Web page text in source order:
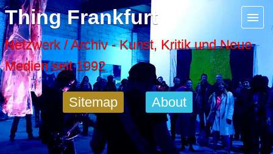
Thing Frankfurt
Netzwerk / Archiv - Kunst, Kritik und Neue
Medien seit 1992
Sitemap About
Menu
Artspaces
Cool Places
Frankfurt Diary
Activity